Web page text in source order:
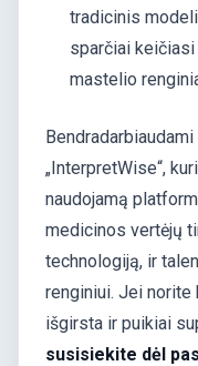
tradicinis
sparčiai
mastelio
„InterpretWise“,
naudojamą
medicinos vertėjų
technologiją, ir
renginiui. Jei norite
išgirsta ir puikiai
susisiekite dėl